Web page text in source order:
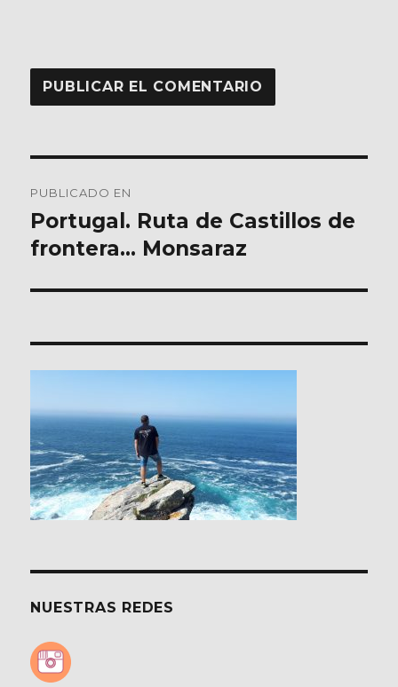
de
entradas
PUBLICADO EN
Portugal. Ruta de Castillos de
frontera… Monsaraz
NUESTRAS REDES